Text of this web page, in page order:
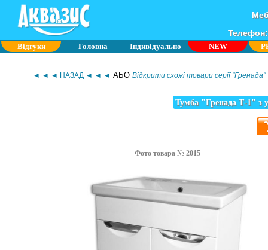
Телефон:
Відгуки Головна Індивідуально NEW
◄ ◄ ◄ НАЗАД ◄ ◄ ◄ АБО Відкрити схожі товари серії "Гренада"
Тумба "Гренада Т-1" з
Фото товара № 2015